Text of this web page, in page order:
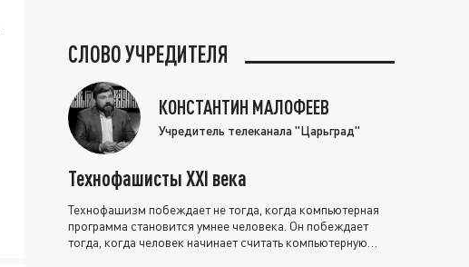
СЛОВО УЧРЕДИТЕЛЯ
КОНСТАНТИН МАЛОФЕЕВ
Учредитель телеканала "Царьград"
Технофашисты XXI века
Технофашизм побеждает не тогда, когда компьютерная
программа становится умнее человека. Он побеждает
тогда, когда человек начинает считать компьютерную